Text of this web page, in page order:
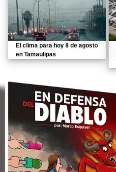
El clima para hoy 8 de agosto
en Tamaulipas